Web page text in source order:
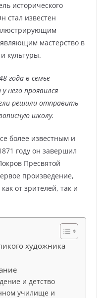
исторического
стал известен
мастерство в
культуры.
года в семье
него проявился
решили отправить
школу.
более известным и
году он завершил
Пресвятой
произведение,
от зрителей, так и
художника
и детство
училище и